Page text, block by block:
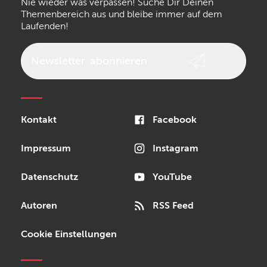
Walrus Audio Epiphone
Nie wieder was verpassen! Suche Dir Deinen
Themenbereich aus und bleibe immer auf dem
Laufenden!
Kontakt
Impressum
Datenschutz
Autoren
Cookie Einstellungen
Facebook
Instagram
YouTube
RSS Feed